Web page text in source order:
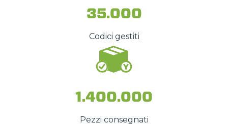
35.000
Codici gestiti
1.400.000
Pezzi consegnati